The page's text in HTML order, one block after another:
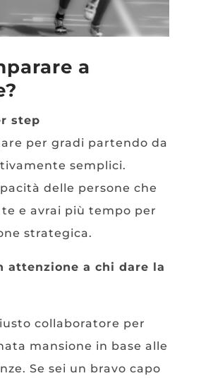
a
step
per gradi partendo da
semplici.
delle persone che
e avrai più tempo per
strategica.
attenzione a chi dare la
collaboratore per
mansione in base alle
Se sei un bravo capo